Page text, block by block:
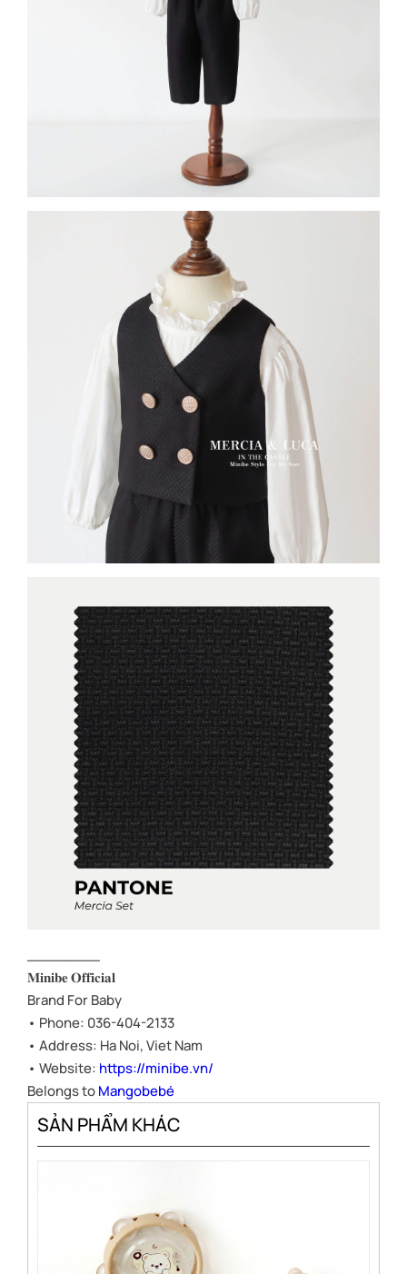
𝐌𝐢𝐧𝐢𝐛𝐞 𝐎𝐟𝐟𝐢𝐜𝐢𝐚𝐥
Brand For Baby
• Phone: 036-404-2133
• Address: Ha Noi, Viet Nam
• Website: https://minibe.vn/
Belongs toMangobebé
SẢN PHẨM KHÁC